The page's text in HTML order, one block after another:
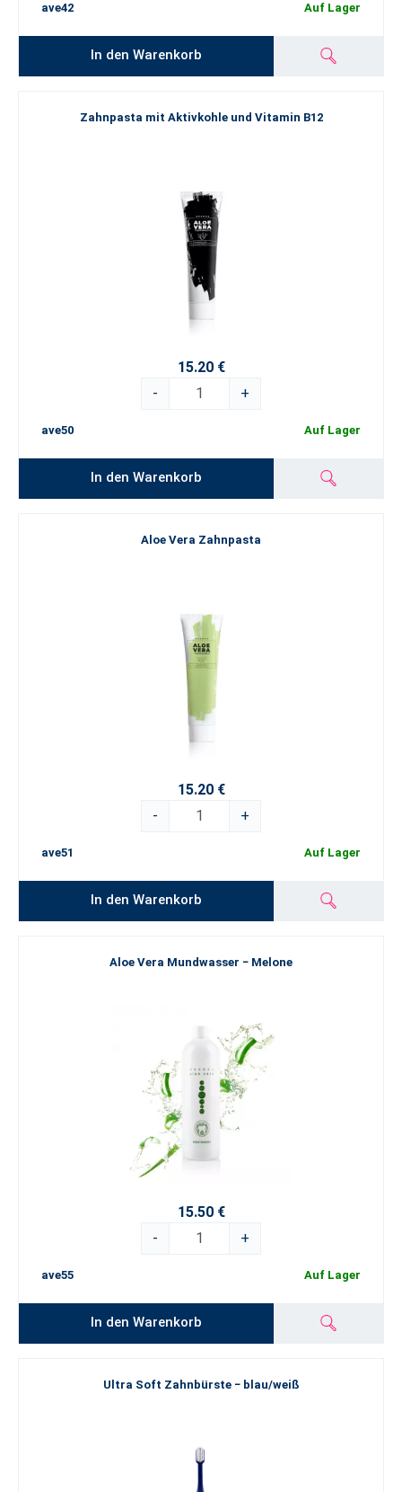
ave42 Auf Lager
In den Warenkorb
Zahnpasta mit Aktivkohle und Vitamin B12
15.20 €
-
+
ave50 Auf Lager
In den Warenkorb
Aloe Vera Zahnpasta
15.20 €
-
+
ave51 Auf Lager
In den Warenkorb
Aloe Vera Mundwasser − Melone
15.50 €
-
+
ave55 Auf Lager
In den Warenkorb
Ultra Soft Zahnbürste − blau/weiß